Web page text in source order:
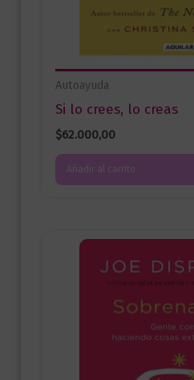
Autoayuda
Si lo crees, lo creas
$62.000,00
Añadir al carrito